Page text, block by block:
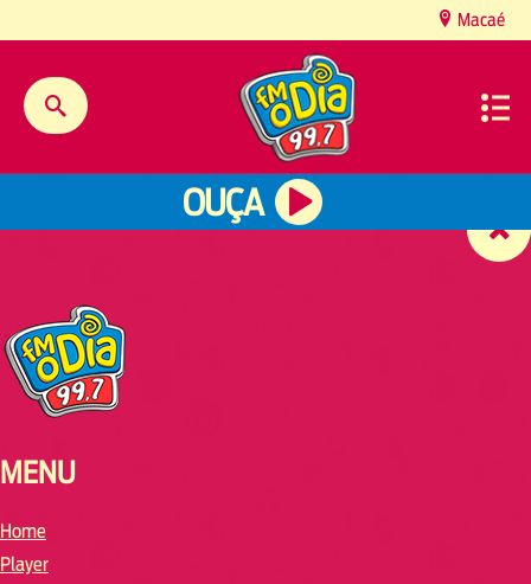
Macaé
OUÇA
MENU
Home
Player